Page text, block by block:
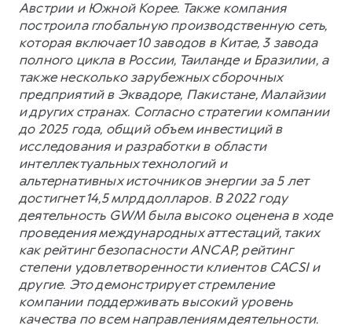
Австрии и Южной Корее. Также компания
построила глобальную производственную сеть,
которая включает 10 заводов в Китае, 3 завода
полного цикла в России, Таиланде и Бразилии, а
также несколько зарубежных сборочных
предприятий в Эквадоре, Пакистане, Малайзии
и других странах. Согласно стратегии компании
до 2025 года, общий объем инвестиций в
исследования и разработки в области
интеллектуальных технологий и
альтернативных источников энергии за 5 лет
достигнет 14,5 млрд долларов. В 2022 году
деятельность GWM была высоко оценена в ходе
проведения международных аттестаций, таких
как рейтинг безопасности ANCAP, рейтинг
степени удовлетворенности клиентов CACSI и
другие. Это демонстрирует стремление
компании поддерживать высокий уровень
качества по всем направлениям деятельности.